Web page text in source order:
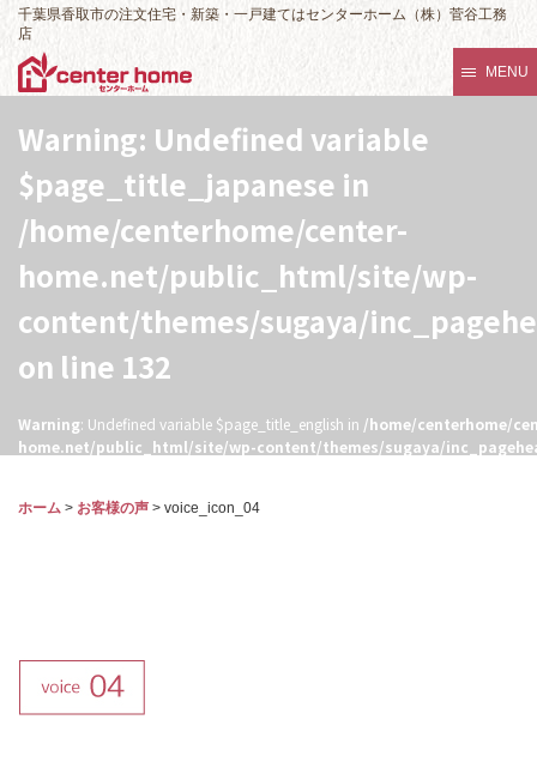
千葉県香取市の注文住宅・新築・一戸建てはセンターホーム（株）菅谷工務
店
MENU
Warning: Undefined variable
$page_title_japanese in
/home/centerhome/center-
home.net/public_html/site/wp-
content/themes/sugaya/
on line 132
Warning: Undefined variable $page_title_english in /home/centerhome/
home.net/public_html/site/wp-content/themes/sugaya/
ホーム > お客様の声 > voice_icon_04